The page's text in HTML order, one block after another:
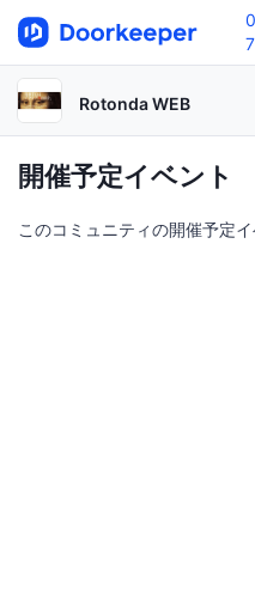
Rotonda WEB
開催予定イベント
このコミュニティの開催予定